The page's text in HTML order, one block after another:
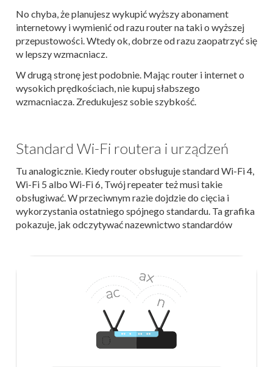
No chyba, że planujesz wykupić wyższy abonament
internetowy i wymienić od razu router na taki o wyższej
przepustowości. Wtedy ok, dobrze od razu zaopatrzyć się
w lepszy wzmacniacz.
W drugą stronę jest podobnie. Mając router i internet o
wysokich prędkościach, nie kupuj słabszego
wzmacniacza. Zredukujesz sobie szybkość.
Standard Wi-Fi routera i urządzeń
Tu analogicznie. Kiedy router obsługuje standard Wi-Fi 4,
Wi-Fi 5 albo Wi-Fi 6, Twój repeater też musi takie
obsługiwać. W przeciwnym razie dojdzie do cięcia i
wykorzystania ostatniego spójnego standardu. Ta grafika
pokazuje, jak odczytywać nazewnictwo standardów